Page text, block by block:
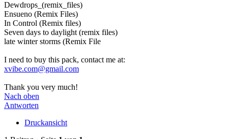
Dewdrops_(remix_files)
Ensueno (Remix Files)
In Control (Remix files)
Seven days to daylight (remix files)
late winter storms (Remix File
I need to buy this pack, contact me at:
xvibe.com@gmail.com
Thank you very much!
Nach oben
Antworten
Druckansicht